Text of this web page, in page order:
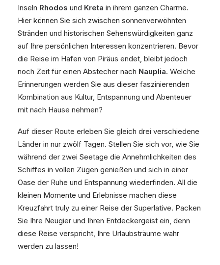
Inseln Rhodos und Kreta in ihrem ganzen Charme.
Hier können Sie sich zwischen sonnenverwöhnten
Stränden und historischen Sehenswürdigkeiten ganz
auf Ihre persönlichen Interessen konzentrieren. Bevor
die Reise im Hafen von Piräus endet, bleibt jedoch
noch Zeit für einen Abstecher nach Nauplia. Welche
Erinnerungen werden Sie aus dieser faszinierenden
Kombination aus Kultur, Entspannung und Abenteuer
mit nach Hause nehmen?
Auf dieser Route erleben Sie gleich drei verschiedene
Länder in nur zwölf Tagen. Stellen Sie sich vor, wie Sie
während der zwei Seetage die Annehmlichkeiten des
Schiffes in vollen Zügen genießen und sich in einer
Oase der Ruhe und Entspannung wiederfinden. All die
kleinen Momente und Erlebnisse machen diese
Kreuzfahrt truly zu einer Reise der Superlative. Packen
Sie Ihre Neugier und Ihren Entdeckergeist ein, denn
diese Reise verspricht, Ihre Urlaubsträume wahr
werden zu lassen!